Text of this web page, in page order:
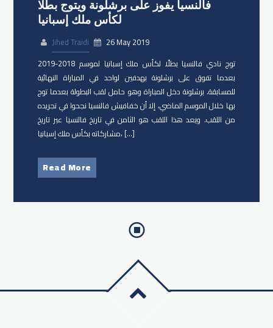
فالنسيا يفوز على برشلونة ويتوج بطلًا
لكأس ملك إسبانيا
Jihed Traidi
26 May 2019
توج نادي فالنسيا بطلًا لكأس ملك إسبانيا لموسم 2018-2019
بعدما تفوق على برشلونة بهدفين لواحد في المباراة النهائية
للمسابقة. برشلونة دخل المباراة وهو حامل لقب البطولة بعدما توج
بها خلال الموسم الماضي، إلا أن خفافيش فالنسيا نجحوا في تجريده
من اللقب. ويعد هذا اللقب هو الثامن في تاريخ فالنسيا عبر تاريخ
مشاركاته بكأس ملك إسبانيا، […]
Read More